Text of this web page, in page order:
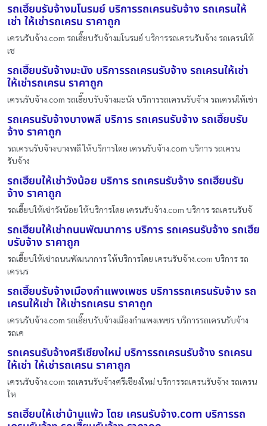
รถเฮี๊ยบรับจ้างมโนรมย์ บริการรถเครนรับจ้าง รถเครนให้
เช่า ให้เช่ารถเครน ราคาถูก
เครนรับจ้าง.com รถเฮี๊ยบรับจ้างมโนรมย์ บริการรถเครนรับจ้าง รถเครนให้
เช
รถเฮี๊ยบรับจ้างมะนัง บริการรถเครนรับจ้าง รถเครนให้เช่า
ให้เช่ารถเครน ราคาถูก
เครนรับจ้าง.com รถเฮี๊ยบรับจ้างมะนัง บริการรถเครนรับจ้าง รถเครนให้เช่า
รถเครนรับจ้างบางพลี บริการ รถเครนรับจ้าง รถเฮี๊ยบรับ
จ้าง ราคาถูก
รถเครนรับจ้างบางพลี ให้บริการโดย เครนรับจ้าง.com บริการ รถเครน
รับจ้าง
รถเฮี๊ยบให้เช่าวังน้อย บริการ รถเครนรับจ้าง รถเฮี๊ยบรับ
จ้าง ราคาถูก
รถเฮี๊ยบให้เช่าวังน้อย ให้บริการโดย เครนรับจ้าง.com บริการ รถเครนรับจ้
รถเฮี๊ยบให้เช่าถนนพัฒนาการ บริการ รถเครนรับจ้าง รถเฮี๊ย
บรับจ้าง ราคาถูก
รถเฮี๊ยบให้เช่าถนนพัฒนาการ ให้บริการโดย เครนรับจ้าง.com บริการ รถ
เครนร
รถเฮี๊ยบรับจ้างเมืองกำแพงเพชร บริการรถเครนรับจ้าง รถ
เครนให้เช่า ให้เช่ารถเครน ราคาถูก
เครนรับจ้าง.com รถเฮี๊ยบรับจ้างเมืองกำแพงเพชร บริการรถเครนรับจ้าง
รถเค
รถเครนรับจ้างศรีเชียงใหม่ บริการรถเครนรับจ้าง รถเครน
ให้เช่า ให้เช่ารถเครน ราคาถูก
เครนรับจ้าง.com รถเครนรับจ้างศรีเชียงใหม่ บริการรถเครนรับจ้าง รถเครน
ให
รถเฮี๊ยบให้เช่าบ้านแพ้ว โดย เครนรับจ้าง.com บริการรถ